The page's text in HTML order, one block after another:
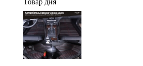
Товар дня